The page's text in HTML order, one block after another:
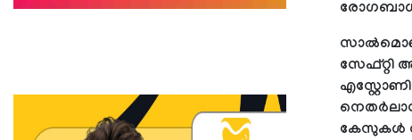
സേഫ്റ്റി
കേസുകള്‍